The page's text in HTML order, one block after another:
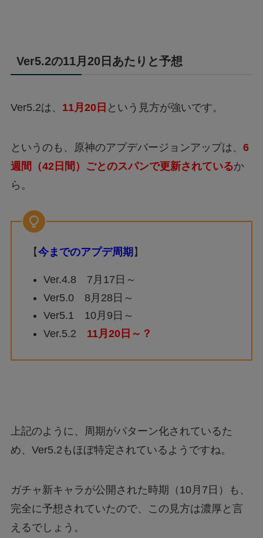
Ver5.2の11月20日あたりと予想
Ver5.2は、 11月20日 という見方が強いです。
というのも、原神のアプデバージョンアップは、 6
週間（42日間）ごとのスパンで更新されているか
ら。
【今までのアプデ周期 】
Ver.4.8 7月17日～
Ver5.0 8月28日～
Ver5.1 10月9日～
Ver.5.2 11月20日～？
上記のように、周期がパターン化されているた
め、Ver5.2もほぼ特定されているようですね。
ガチャ新キャラが公開された時期（10月7日）も、
完全に予想されていたので、この見方は濃厚と言
えるでしょう。